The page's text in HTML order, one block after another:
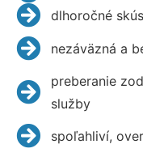
dlhoročné
nezáväzná a
preberanie
služby
spoľahliví,